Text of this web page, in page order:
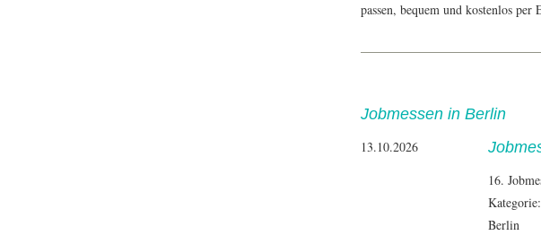
passen, bequem und kostenlos per
Jobmessen in Berlin
13.10.2026
16.
Berlin